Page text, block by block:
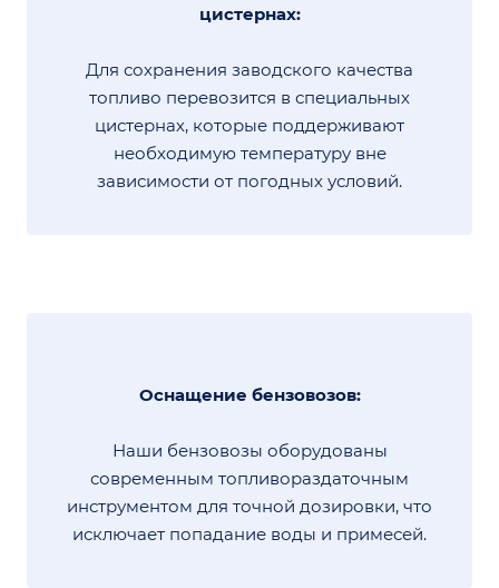
цистернах:
Для сохранения заводского качества
топливо перевозится в специальных
цистернах, которые поддерживают
необходимую температуру вне
зависимости от погодных условий.
Оснащение бензовозов:
Наши бензовозы оборудованы
современным топливораздаточным
инструментом для точной дозировки, что
исключает попадание воды и примесей.